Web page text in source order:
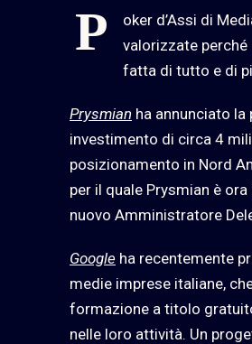
P
oker d’Assi di
valorizzate
fatta di tutto e di
Prysmian ha annunciato
investimento di circa 4
posizionamento in Nord
per il quale Prysmian è
nuovo Amministratore
Google ha recentemente
medie imprese italiane,
formazione a titolo
nelle loro attività. Un